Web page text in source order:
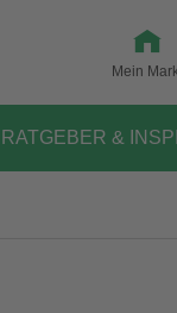
Mein
RATGEBER &